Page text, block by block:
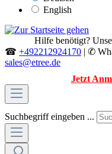
English
Hilfe benötigt?
☎ +492212924170 | ✆
sales@etree.de
Jetzt
Suchbegriff eingeben ...